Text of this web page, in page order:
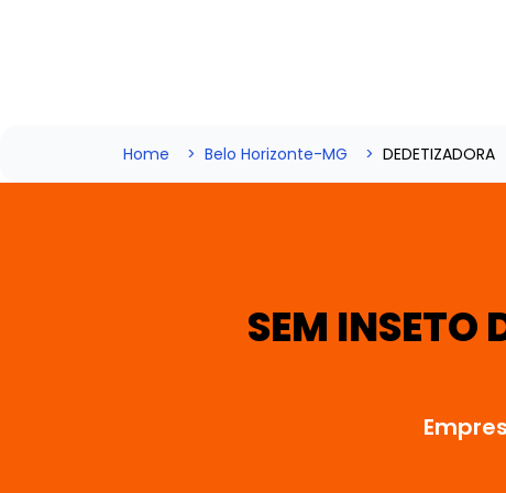
Home Belo Horizonte-MG DEDETIZADORA
SEM INSETO